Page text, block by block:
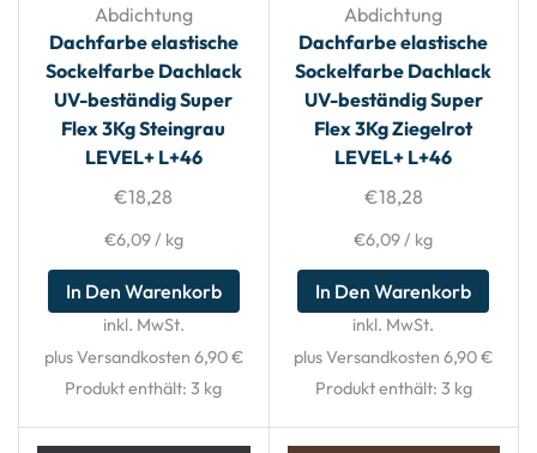
Abdichtung
Dachfarbe elastische
Sockelfarbe Dachlack
UV-beständig Super
Flex 3Kg Steingrau
LEVEL+ L+46
€18,28
€6,09/ kg
In Den Warenkorb
inkl. MwSt.
plus Versandkosten 6,90 €
Produkt enthält: 3 kg
Abdichtung
Dachfarbe elastische
Sockelfarbe Dachlack
UV-beständig Super
Flex 3Kg Ziegelrot
LEVEL+ L+46
€18,28
€6,09/ kg
In Den Warenkorb
inkl. MwSt.
plus Versandkosten 6,90 €
Produkt enthält: 3 kg